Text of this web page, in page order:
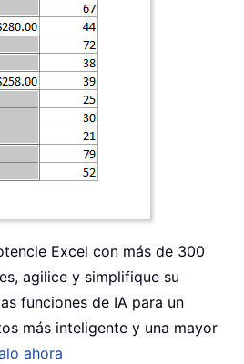
Excel con más de 300
agilice y simplifique su
funciones de IA para un
más inteligente y una mayor
ahora